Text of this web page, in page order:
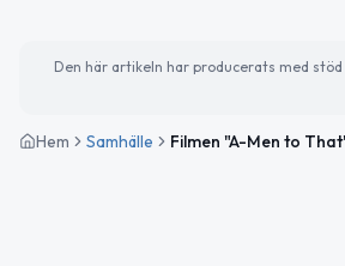
Den här artikeln har producerats med
Hem Samhälle